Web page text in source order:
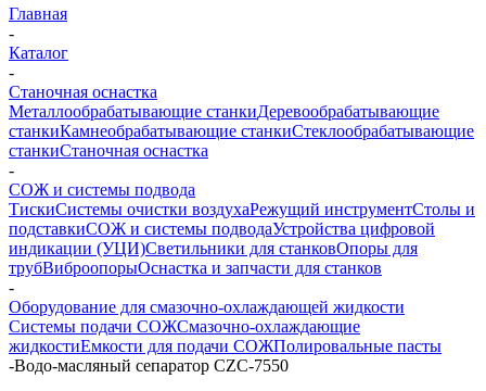
Главная
-
Каталог
-
Станочная оснастка
Металлообрабатывающие станкиДеревообрабатывающие
станкиКамнеобрабатывающие станкиСтеклообрабатывающие
станкиСтаночная оснастка
-
СОЖ и системы подвода
ТискиСистемы очистки воздухаРежущий инструментСтолы и
подставкиСОЖ и системы подводаУстройства цифровой
индикации (УЦИ)Светильники для станковОпоры для
трубВиброопорыОснастка и запчасти для станков
-
Оборудование для смазочно-охлаждающей жидкости
Системы подачи СОЖСмазочно-охлаждающие
жидкостиЕмкости для подачи СОЖПолировальные пасты
-Водо-масляный сепаратор CZC-7550